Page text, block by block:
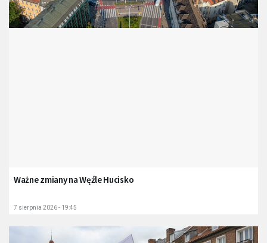
Ważne zmiany na Węźle Hucisko
7 sierpnia 2026 - 19:45